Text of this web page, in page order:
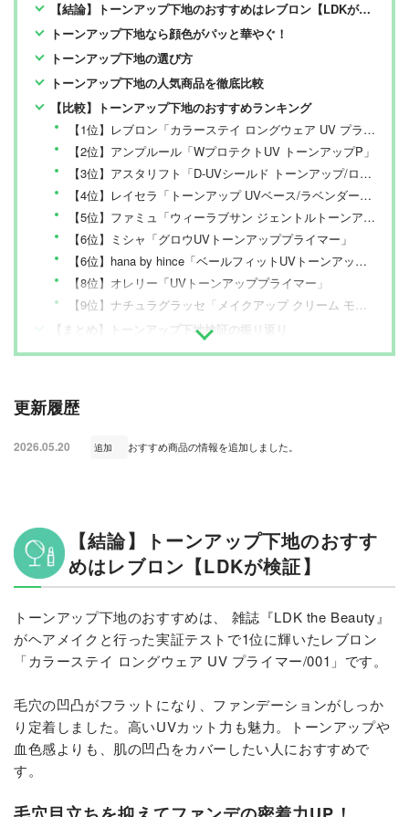
【結論】トーンアップ下地のおすすめはレブロン【LDKが検証】
トーンアップ下地なら顔色がパッと華やぐ！
トーンアップ下地の選び方
トーンアップ下地の人気商品を徹底比較
【比較】トーンアップ下地のおすすめランキング
【1位】レブロン「カラーステイ ロングウェア UV プライマー/001」
【2位】アンプルール「WプロテクトUV トーンアップP」
【3位】アスタリフト「D-UVシールド トーンアップ/ローズ」
【4位】レイセラ「トーンアップ UVベース/ラベンダーピンク」
【5位】ファミュ「ウィーラブサン ジェントルトーンアップ UVクリーム」
【6位】ミシャ「グロウUVトーンアッププライマー」
【6位】hana by hince「ベールフィットUVトーンアップ/01」
【8位】オレリー「UVトーンアッププライマー」
【9位】ナチュラグラッセ「メイクアップ クリーム モイスト/03」
【まとめ】トーンアップ下地検証の振り返り
更新履歴
2026.05.20 追加 おすすめ商品の情報を追加しました。
【結論】トーンアップ下地のおすす
めはレブロン【LDKが検証】
トーンアップ下地のおすすめは、 雑誌『LDK the Beauty』
がヘアメイクと行った実証テストで1位に輝いたレブロン
「カラーステイ ロングウェア UV プライマー/001」です。
毛穴の凹凸がフラットになり、ファンデーションがしっか
り定着しました。高いUVカット力も魅力。トーンアップや
血色感よりも、肌の凹凸をカバーしたい人におすすめで
す。